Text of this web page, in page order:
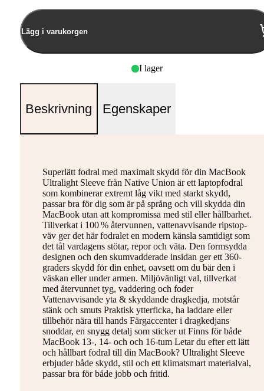
Lägg i varukorgen
I lager
Beskrivning Egenskaper
Superlätt fodral med maximalt skydd för din MacBook
Ultralight Sleeve från Native Union är ett laptopfodral
som kombinerar extremt låg vikt med starkt skydd,
passar bra för dig som är på språng och vill skydda din
MacBook utan att kompromissa med stil eller hållbarhet.
Tillverkat i 100 % återvunnen, vattenavvisande ripstop-
väv ger det här fodralet en modern känsla samtidigt som
det tål vardagens stötar, repor och väta. Den formsydda
designen och den skumvadderade insidan ger ett 360-
graders skydd för din enhet, oavsett om du bär den i
väskan eller under armen. Miljövänligt val, tillverkat
med återvunnet tyg, vaddering och foder
Vattenavvisande yta & skyddande dragkedja, motstår
stänk och smuts Praktisk ytterficka, ha laddare eller
tillbehör nära till hands Färgaccenter i dragkedjans
snoddar, en snygg detalj som sticker ut Finns för både
MacBook 13-, 14- och och 16-tum Letar du efter ett lätt
och hållbart fodral till din MacBook? Ultralight Sleeve
erbjuder både skydd, stil och ett klimatsmart materialval,
passar bra för både jobb och fritid.